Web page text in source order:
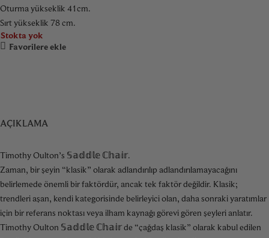
Oturma yükseklik 41cm.
Sırt yükseklik 78 cm.
Stokta yok
Favorilere ekle
AÇIKLAMA
Timothy Oulton’s 𝕊𝕒𝕕𝕕𝕝𝕖 ℂ𝕙𝕒𝕚𝕣.
Zaman, bir şeyin “klasik” olarak adlandırılıp adlandırılamayacağını
belirlemede önemli bir faktördür, ancak tek faktör değildir. Klasik;
trendleri aşan, kendi kategorisinde belirleyici olan, daha sonraki yaratımlar
için bir referans noktası veya ilham kaynağı görevi gören şeyleri anlatır.
Timothy Oulton 𝕊𝕒𝕕𝕕𝕝𝕖 ℂ𝕙𝕒𝕚𝕣 de “çağdaş klasik” olarak kabul edilen